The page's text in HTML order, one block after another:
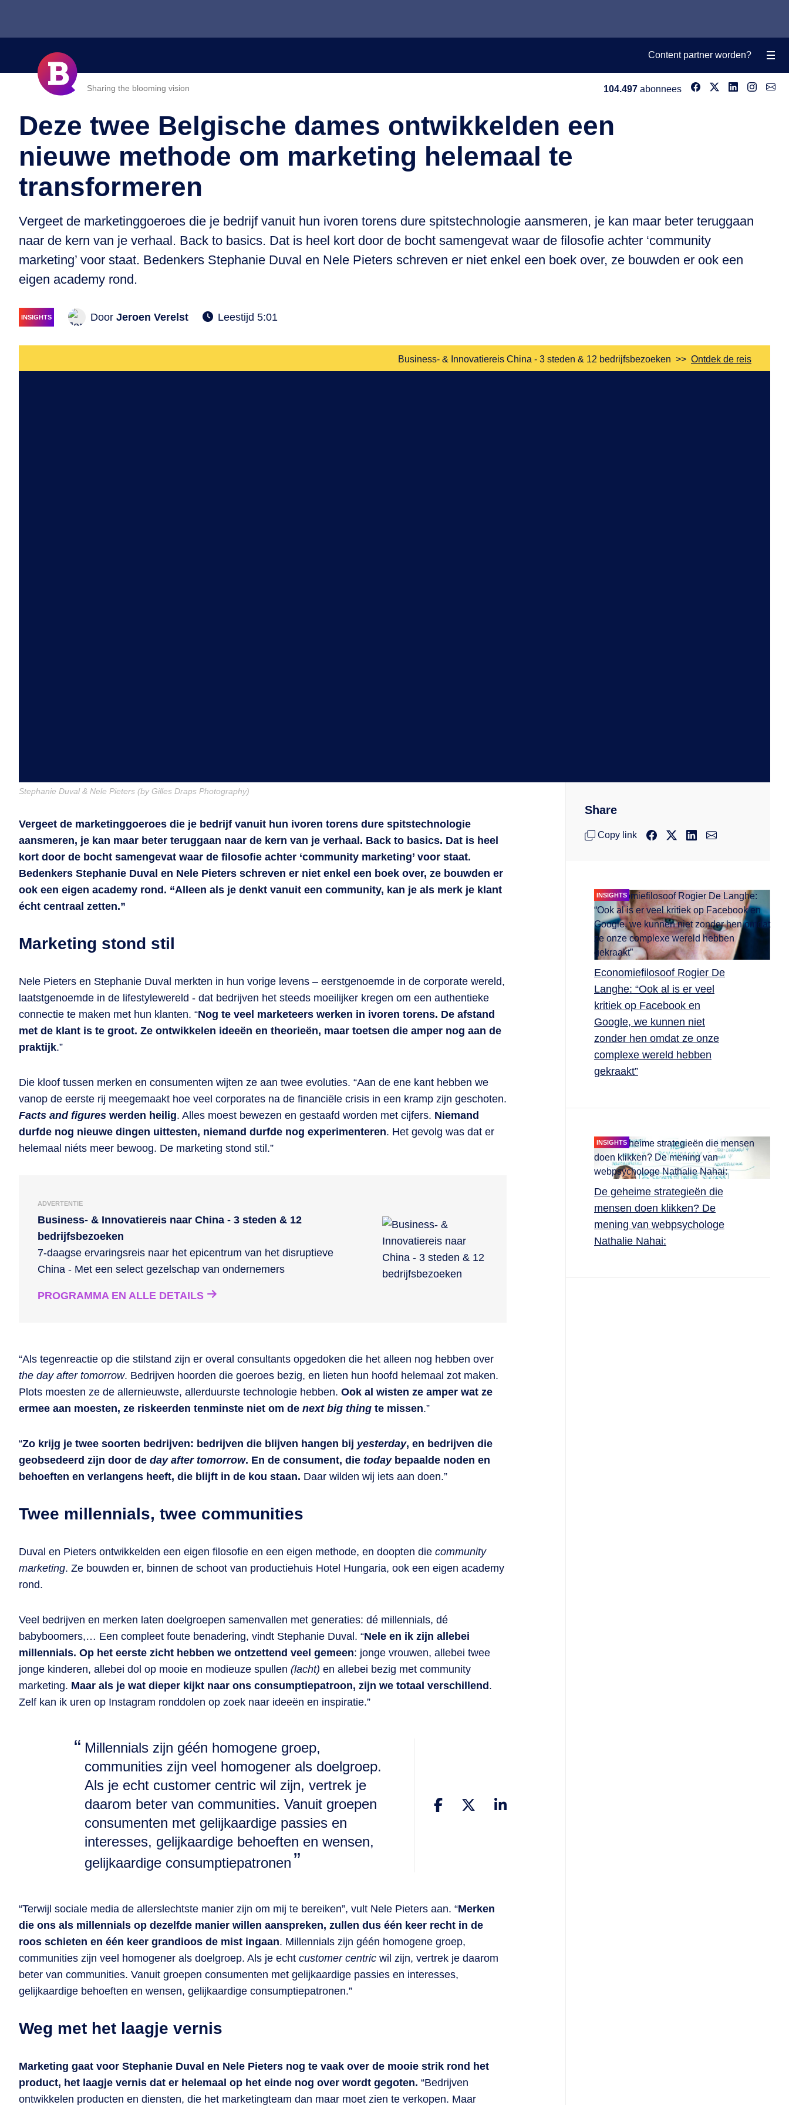
Content partner worden?
Sharing the blooming vision 104.497 abonnees
Deze twee Belgische dames ontwikkelden een
nieuwe methode om marketing helemaal te
transformeren
Vergeet de marketinggoeroes die je bedrijf vanuit hun ivoren torens dure spitstechnologie aansmeren, je kan maar beter teruggaan
naar de kern van je verhaal. Back to basics. Dat is heel kort door de bocht samengevat waar de filosofie achter ‘community
marketing’ voor staat. Bedenkers Stephanie Duval en Nele Pieters schreven er niet enkel een boek over, ze bouwden er ook een
eigen academy rond.
INSIGHTS Door Jeroen Verelst Leestijd 5:01
Business- & Innovatiereis China - 3 steden & 12 bedrijfsbezoeken >> Ontdek de reis
Stephanie Duval & Nele Pieters (by Gilles Draps Photography)
Vergeet de marketinggoeroes die je bedrijf vanuit hun ivoren torens dure spitstechnologie
aansmeren, je kan maar beter teruggaan naar de kern van je verhaal. Back to basics. Dat is heel
kort door de bocht samengevat waar de filosofie achter ‘community marketing’ voor staat.
Bedenkers Stephanie Duval en Nele Pieters schreven er niet enkel een boek over, ze bouwden er
ook een eigen academy rond. “Alleen als je denkt vanuit een community, kan je als merk je klant
écht centraal zetten.”
Marketing stond stil
Nele Pieters en Stephanie Duval merkten in hun vorige levens – eerstgenoemde in de corporate wereld,
laatstgenoemde in de lifestylewereld - dat bedrijven het steeds moeilijker kregen om een authentieke
connectie te maken met hun klanten. “Nog te veel marketeers werken in ivoren torens. De afstand
met de klant is te groot. Ze ontwikkelen ideeën en theorieën, maar toetsen die amper nog aan de
praktijk.”
Die kloof tussen merken en consumenten wijten ze aan twee evoluties. “Aan de ene kant hebben we
vanop de eerste rij meegemaakt hoe veel corporates na de financiële crisis in een kramp zijn geschoten.
Facts and figures werden heilig. Alles moest bewezen en gestaafd worden met cijfers. Niemand
durfde nog nieuwe dingen uittesten, niemand durfde nog experimenteren. Het gevolg was dat er
helemaal niéts meer bewoog. De marketing stond stil.”
ADVERTENTIE
Business- & Innovatiereis naar China - 3 steden & 12
bedrijfsbezoeken
7-daagse ervaringsreis naar het epicentrum van het disruptieve
China - Met een select gezelschap van ondernemers
PROGRAMMA EN ALLE DETAILS
“Als tegenreactie op die stilstand zijn er overal consultants opgedoken die het alleen nog hebben over
the day after tomorrow. Bedrijven hoorden die goeroes bezig, en lieten hun hoofd helemaal zot maken.
Plots moesten ze de allernieuwste, allerduurste technologie hebben. Ook al wisten ze amper wat ze
ermee aan moesten, ze riskeerden tenminste niet om de next big thing te missen.”
“Zo krijg je twee soorten bedrijven: bedrijven die blijven hangen bij yesterday, en bedrijven die
geobsedeerd zijn door de day after tomorrow. En de consument, die today bepaalde noden en
behoeften en verlangens heeft, die blijft in de kou staan. Daar wilden wij iets aan doen.”
Twee millennials, twee communities
Duval en Pieters ontwikkelden een eigen filosofie en een eigen methode, en doopten die community
marketing. Ze bouwden er, binnen de schoot van productiehuis Hotel Hungaria, ook een eigen academy
rond.
Veel bedrijven en merken laten doelgroepen samenvallen met generaties: dé millennials, dé
babyboomers,… Een compleet foute benadering, vindt Stephanie Duval. “Nele en ik zijn allebei
millennials. Op het eerste zicht hebben we ontzettend veel gemeen: jonge vrouwen, allebei twee
jonge kinderen, allebei dol op mooie en modieuze spullen (lacht) en allebei bezig met community
marketing. Maar als je wat dieper kijkt naar ons consumptiepatroon, zijn we totaal verschillend .
Zelf kan ik uren op Instagram ronddolen op zoek naar ideeën en inspiratie.”
Millennials zijn géén homogene groep,
communities zijn veel homogener als doelgroep.
Als je echt customer centric wil zijn, vertrek je
daarom beter van communities. Vanuit groepen
consumenten met gelijkaardige passies en
interesses, gelijkaardige behoeften en wensen,
gelijkaardige consumptiepatronen
“Terwijl sociale media de allerslechtste manier zijn om mij te bereiken”, vult Nele Pieters aan. “Merken
die ons als millennials op dezelfde manier willen aanspreken, zullen dus één keer recht in de
roos schieten en één keer grandioos de mist ingaan. Millennials zijn géén homogene groep,
communities zijn veel homogener als doelgroep. Als je echt customer centric wil zijn, vertrek je daarom
beter van communities. Vanuit groepen consumenten met gelijkaardige passies en interesses,
gelijkaardige behoeften en wensen, gelijkaardige consumptiepatronen.”
Weg met het laagje vernis
Marketing gaat voor Stephanie Duval en Nele Pieters nog te vaak over de mooie strik rond het
product, het laagje vernis dat er helemaal op het einde nog over wordt gegoten. “Bedrijven
ontwikkelen producten en diensten, die het marketingteam dan maar moet zien te verkopen. Maar
Share
Copy link
INSIGHTS
Economiefilosoof Rogier De
Langhe: “Ook al is er veel
kritiek op Facebook en
Google, we kunnen niet
zonder hen omdat ze onze
complexe wereld hebben
gekraakt”
INSIGHTS
De geheime strategieën die
mensen doen klikken? De
mening van webpsychologe
Nathalie Nahai: